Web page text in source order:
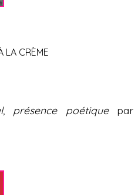
LA CRÈME
présence poétiquepar